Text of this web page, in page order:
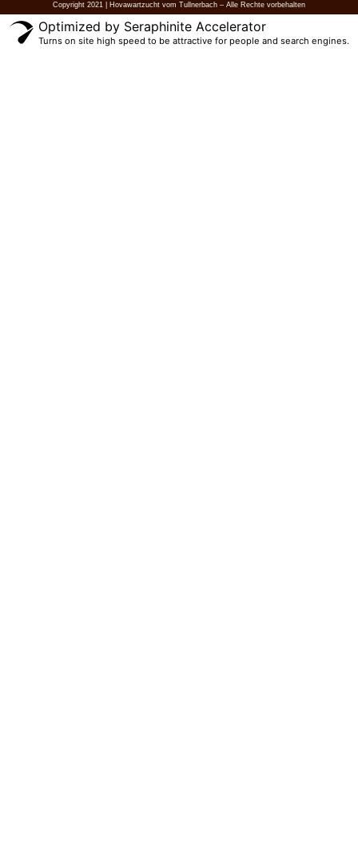
Copyright 2021 | Hovawartzucht vom Tullnerbach – Alle Rechte vorbehalten
Optimized by Seraphinite Accelerator
Turns on site high speed to be attractive for people and search engines.